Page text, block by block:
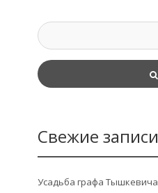
Свежие записи
Усадьба графа Тышкевича